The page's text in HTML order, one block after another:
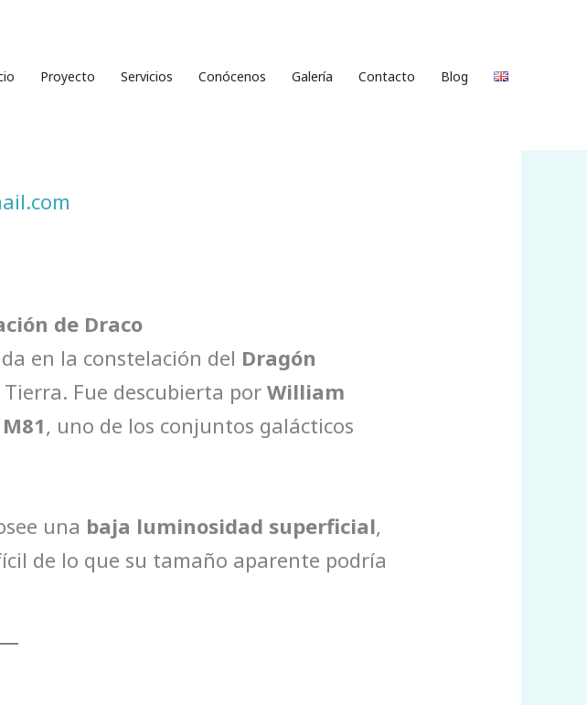
Proyecto Servicios Conócenos Galería Contacto Blog
de Draco
en la constelación del Dragón
Tierra. Fue descubierta por William
, uno de los conjuntos galácticos
una baja luminosidad superficial,
de lo que su tamaño aparente podría